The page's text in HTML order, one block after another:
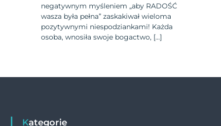
negatywnym myśleniem „aby RADOŚĆ
wasza była pełna” zaskakiwał wieloma
pozytywnymi niespodziankami! Każda
osoba, wnosiła swoje bogactwo, […]
Kategorie